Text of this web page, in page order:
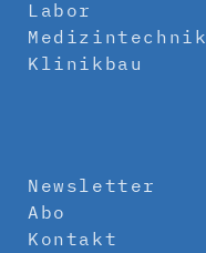
Labor
Medizintechnik
Klinikbau
Newsletter
Abo
Kontakt